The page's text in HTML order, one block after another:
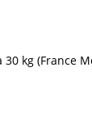
30 kg (France